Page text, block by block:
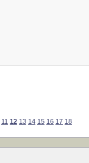
11 12 13 14 15 16 17 18